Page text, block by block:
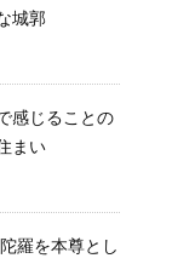
城郭
感じることの
まい
羅を本尊とし